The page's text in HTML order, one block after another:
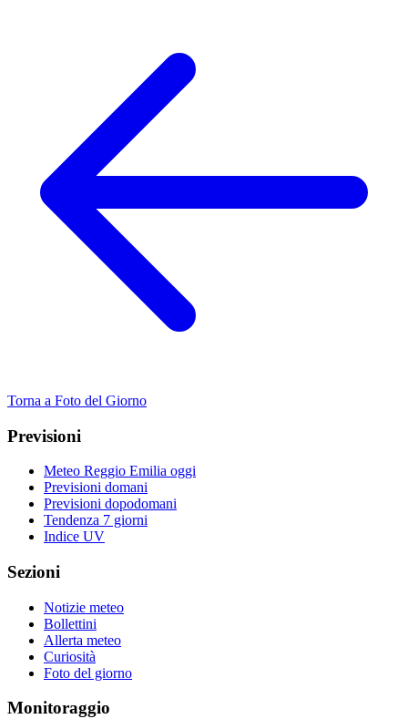
Torna a Foto del Giorno
Previsioni
Meteo Reggio Emilia oggi
Previsioni domani
Previsioni dopodomani
Tendenza 7 giorni
Indice UV
Sezioni
Notizie meteo
Bollettini
Allerta meteo
Curiosità
Foto del giorno
Monitoraggio